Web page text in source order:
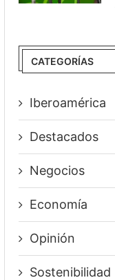
CATEGORÍAS
Iberoamérica
Destacados
Negocios
Economía
Opinión
Sostenibilidad